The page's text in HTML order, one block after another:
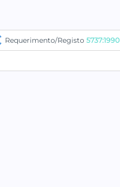
Requerimento/Registo 5737:1990